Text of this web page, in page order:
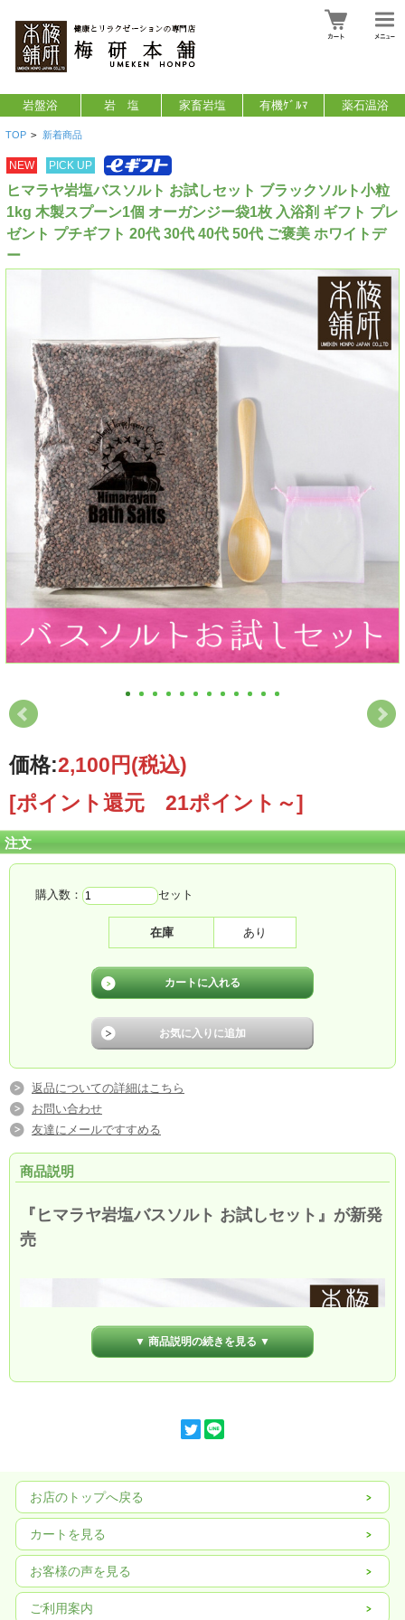
岩盤浴 岩 塩 家畜岩塩 有機ｹﾞﾙﾏ 薬石温浴
TOP > 新着商品
NEW PICK UP
ヒマラヤ岩塩バスソルト お試しセット ブラックソルト小粒
1kg 木製スプーン1個 オーガンジー袋1枚 入浴剤 ギフト プレ
ゼント プチギフト 20代 30代 40代 50代 ご褒美 ホワイトデ
ー
価格:2,100円(税込)
[ポイント還元 21ポイント～]
注文
購入数： セット
在庫 あり
返品についての詳細はこちら
お問い合わせ
友達にメールですすめる
商品説明
『ヒマラヤ岩塩バスソルト お試しセット』が新発
売
▼ 商品説明の続きを見る ▼
お店のトップへ戻る
カートを見る
お客様の声を見る
ご利用案内